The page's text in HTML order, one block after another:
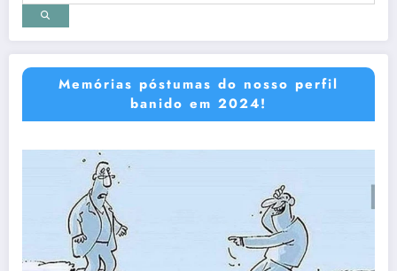
Memórias póstumas do nosso perfil
banido em 2024!